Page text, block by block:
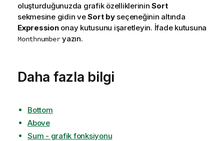
oluşturduğunuzda grafik özelliklerininSort
sekmesine gidin veSort byseçeneğinin altında
Expressiononay kutusunu işaretleyin. İfade kutusuna
Monthnumberyazın.
Daha fazla bilgi
Bottom
Above
Sum - grafik fonksiyonu